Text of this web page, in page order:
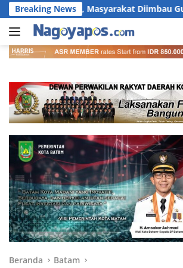
Langsung
ke
konten
Breaking News
Diimbau Gunakan Air Secara Bijak
Beranda Batam